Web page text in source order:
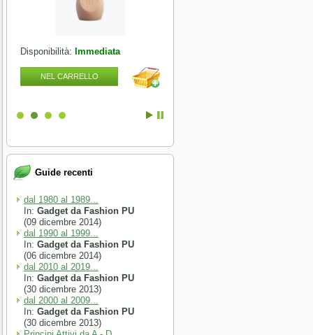
Disponibilità: Immediata
NEL CARRELLO
Guide recenti
dal 1980 al 1989...
In: Gadget da Fashion PU
(09 dicembre 2014)
dal 1990 al 1999...
In: Gadget da Fashion PU
(06 dicembre 2014)
dal 2010 al 2019...
In: Gadget da Fashion PU
(30 dicembre 2013)
dal 2000 al 2009...
In: Gadget da Fashion PU
(30 dicembre 2013)